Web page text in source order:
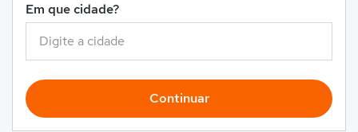
Em que cidade?
Continuar